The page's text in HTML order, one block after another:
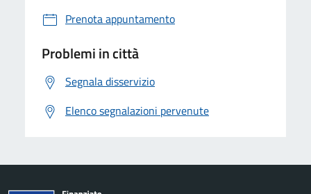
Prenota appuntamento
Problemi in città
Segnala disservizio
Elenco segnalazioni pervenute